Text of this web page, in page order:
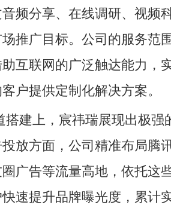
频分享、在线调研、视频
推广目标。公司的服务范
互联网的广泛触达能力，
户提供定制化解决方案。
搭建上，宸祎瑞展现出极强
放方面，公司精准布局腾
广告等流量高地，依托这
速提升品牌曝光度，累计